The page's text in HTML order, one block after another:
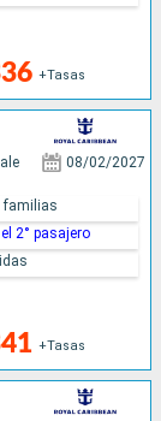
+Tasas
08/02/2027
+Tasas
familias
2° pasajero